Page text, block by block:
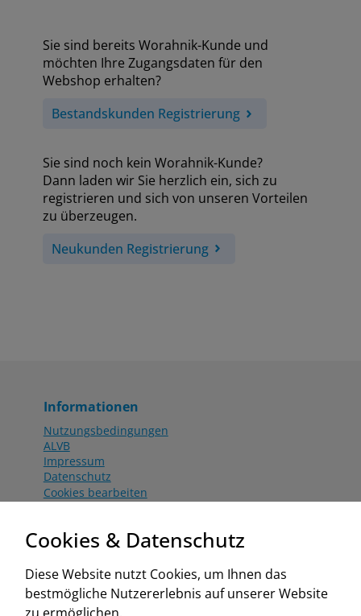
Sie sind bereits Worahnik-Kunde und
möchten Ihre Zugangsdaten für den
Webshop erhalten?
Bestandskunden Registrierung
Sie sind noch kein Worahnik-Kunde?
Dann laden wir Sie herzlich ein, sich zu
registrieren und sich von unseren Vorteilen
zu überzeugen.
Neukunden Registrierung
Informationen
Nutzungsbedingungen
ALVB
Impressum
Datenschutz
Cookies bearbeiten
Aktionsbedingungen
www.worahnik.at
Zentrale Köttlach
Cookies & Datenschutz
Diese Website nutzt Cookies, um Ihnen das
bestmögliche Nutzererlebnis auf unserer Website